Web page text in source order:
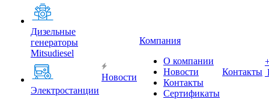
Дизельные
генераторы
Mitsudiesel
Электростанции
Новости
Компания
О компании
Новости
Контакты
Сертификаты
Контакты